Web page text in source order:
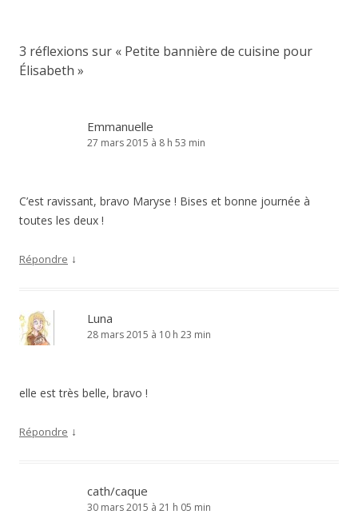
3 réflexions sur « Petite bannière de cuisine pour
Élisabeth »
Emmanuelle
27 mars 2015 à 8 h 53 min
C’est ravissant, bravo Maryse ! Bises et bonne journée à
toutes les deux !
Répondre ↓
Luna
28 mars 2015 à 10 h 23 min
elle est très belle, bravo !
Répondre ↓
cath/caque
30 mars 2015 à 21 h 05 min